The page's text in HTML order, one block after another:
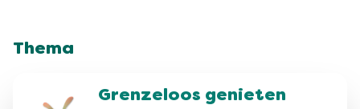
Thema
Grenzeloos genieten